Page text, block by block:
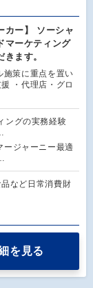
カー】 ソーシャ
マーケティング
ます。
施策に重点を置い
・代理店・グロ
ングの実務経験
ージャーニー最適
など日常消費財
を見る